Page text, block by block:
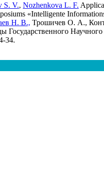
S. V., Nozhenkova L. F.
«Intelligente
Н. В., Трошичев О. А.,
Государственного
34.